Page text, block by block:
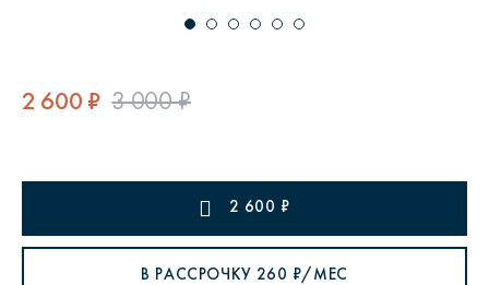
2 600 ₽ 3 000 ₽
2 600 ₽
В РАССРОЧКУ 260 ₽/МЕС